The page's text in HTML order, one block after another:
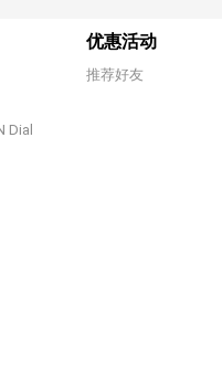
Dial
优惠活动
推荐好友